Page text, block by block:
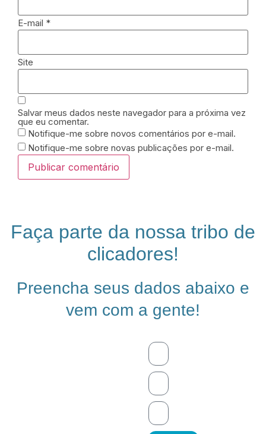
E-mail *
Site
Salvar meus dados neste navegador para a próxima vez
que eu comentar.
Notifique-me sobre novos comentários por e-mail.
Notifique-me sobre novas publicações por e-mail.
Faça parte da nossa tribo de
clicadores!
Preencha seus dados abaixo e
vem com a gente!